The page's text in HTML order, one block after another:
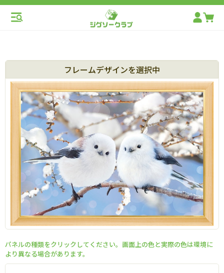
フレームデザインを選択中
パネルの種類をクリックしてください。画面上の色と実際の色は環境に
より異なる場合があります。